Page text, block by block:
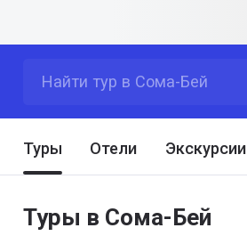
Найти тур в Сома-Бей
Туры Отели Экскурсии
Туры в Сома-Бей